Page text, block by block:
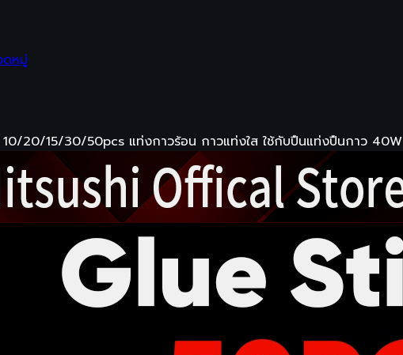
หมู่
20/15/30/50pcs แท่งกาวร้อน กาวแท่งใส ใช้กับปืนแท่งปืนกาว 40W